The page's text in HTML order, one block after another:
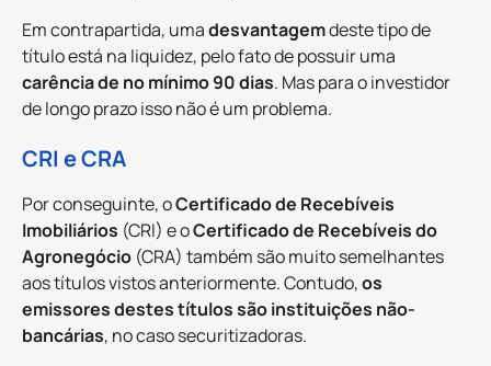
Em contrapartida, umadesvantagemdeste tipo de
título está na liquidez, pelo fato de possuir uma
carência de no mínimo 90 dias. Mas para o investidor
de longo prazo isso não é um problema.
CRI e CRA
Por conseguinte, oCertificado de Recebíveis
Imobiliários (CRI) e oCertificado de Recebíveis do
Agronegócio (CRA) também são muito semelhantes
aos títulos vistos anteriormente. Contudo,os
emissores destes títulos são instituições não-
bancárias, no caso securitizadoras.